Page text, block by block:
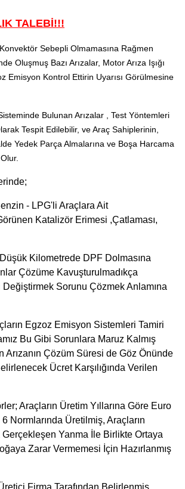
TALEBİ!!!
Sebepli Olmamasına Rağmen
Oluşmuş Bazı Arızalar, Motor Arıza Işığı
Emisyon Kontrol Ettirin Uyarısı Görülmesine
Bulunan Arızalar , Test Yöntemleri
Tespit Edilebilir, ve Araç Sahiplerinin,
Yedek Parça Almalarına ve Boşa Harcama
- LPG'li Araçlara Ait
Katalizör Erimesi ,Çatlaması,
Kilometrede DPF Dolmasına
Çözüme Kavuşturulmadıkça
Sorunu Çözmek Anlamına
Egzoz Emisyon Sistemleri Tamiri
Bu Gibi Sorunlara Maruz Kalmış
Arızanın Çözüm Süresi de Göz Önünde
Ücret Karşılığında Verilen
Araçların Üretim Yıllarına Göre Euro
Normlarında Üretilmiş, Araçların
Gerçekleşen Yanma İle Birlikte Ortaya
Zarar Vermemesi İçin Hazırlanmış
Firma Tarafından Belirlenmiş